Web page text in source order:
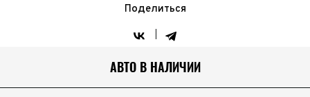
Поделиться
АВТО В НАЛИЧИИ